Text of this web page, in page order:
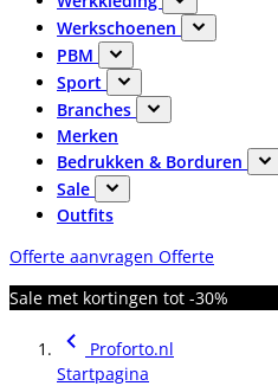
Werkschoenen
PBM
Sport
Branches
Merken
Bedrukken & Borduren
Sale
Outfits
Offerte aanvragen Offerte
Sale met kortingen tot -30%
Proforto.nl
Startpagina